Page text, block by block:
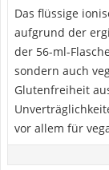
Das flüssige
aufgrund der
der 56-ml-
sondern auch
Glutenfreiheit
vor allem für